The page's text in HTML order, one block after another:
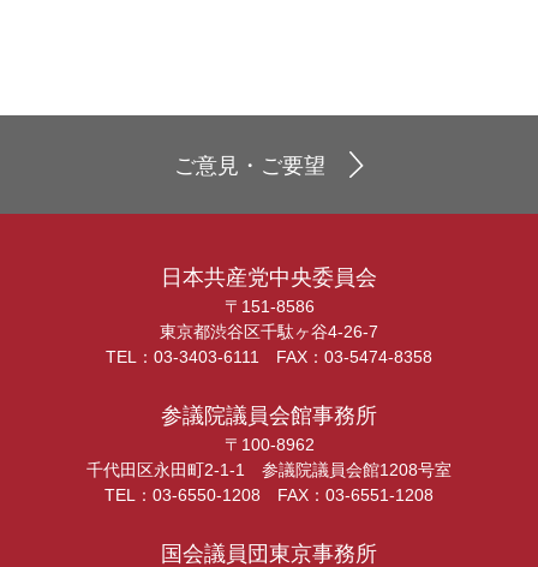
ご意見・ご要望
日本共産党中央委員会
〒151-8586
東京都渋谷区千駄ヶ谷4-26-7
TEL：03-3403-6111 FAX：03-5474-8358
参議院議員会館事務所
〒100-8962
千代田区永田町2-1-1 参議院議員会館1208号室
TEL：03-6550-1208 FAX：03-6551-1208
国会議員団東京事務所